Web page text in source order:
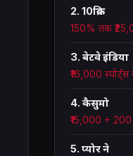
2. 10क्रिक
150% तक
3. बेटवे इंडिया
₹16,000
4. कैसुमो
₹15,000 + 200
5. प्योर ने